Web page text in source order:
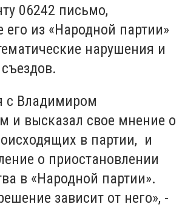
06242 письмо,
из «Народной партии»
нарушения и
с Владимиром
и высказал свое мнение о
в партии, и
о приостановлении
в «Народной партии».
зависит от него», -